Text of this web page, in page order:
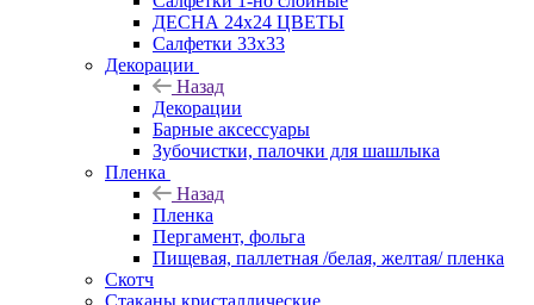
ДЕСНА 24х24 ЦВЕТЫ
Салфетки 33х33
Декорации
Назад
Декорации
Барные аксессуары
Зубочистки, палочки для шашлыка
Пленка
Назад
Пленка
Пергамент, фольга
Пищевая, паллетная /белая, желтая/ пленка
Скотч
Стаканы кристаллические